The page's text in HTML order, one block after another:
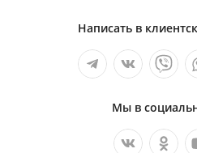
Написать в
Мы в